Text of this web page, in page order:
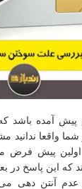
آمده باشد که
واقعا ندانید
پیش فرض
که این پاسخ
آنتن دهی می